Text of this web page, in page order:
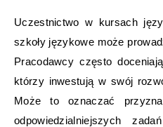
Uczestnictwo w kursach
szkoły językowe może
Pracodawcy często
którzy inwestują w swój
Może to oznaczać
odpowiedzialniejszych